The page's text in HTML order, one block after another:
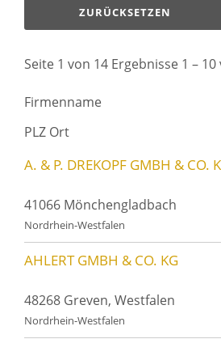
ZURÜCKSETZEN
Seite 1 von 14 Ergebnisse 1 – 10
Firmenname
PLZ Ort
A. & P. DREKOPF GMBH & CO.
41066 Mönchengladbach
Nordrhein-Westfalen
AHLERT GMBH & CO. KG
48268 Greven, Westfalen
Nordrhein-Westfalen